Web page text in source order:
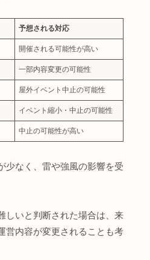
予想される対応
開催される可能性が高い
一部内容変更の可能性
屋外イベント中止の可能性
イベント縮小・中止の可能性
中止の可能性が高い
少なく、雷や強風の影響を受
しいと判断された場合は、来
営内容が変更されることも考